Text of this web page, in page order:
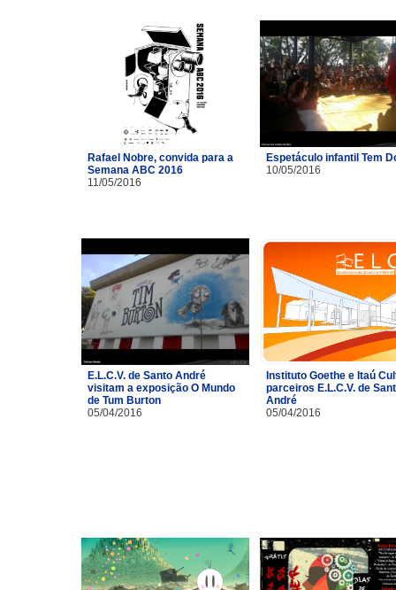
Rafael Nobre, convida para a
Semana ABC 2016
11/05/2016
Espetáculo infantil Tem
10/05/2016
E.L.C.V. de Santo André
visitam a exposição O Mundo
de Tum Burton
05/04/2016
Instituto Goethe e Itaú
parceiros E.L.C.V. de
André
05/04/2016